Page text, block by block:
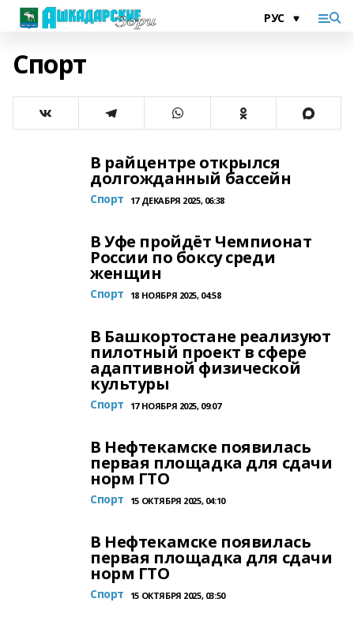
Спорт
В райцентре открылся
долгожданный бассейн
Спорт 17 ДЕКАБРЯ 2025, 06:38
В Уфе пройдёт Чемпионат
России по боксу среди
женщин
Спорт 18 НОЯБРЯ 2025, 04:58
В Башкортостане реализуют
пилотный проект в сфере
адаптивной физической
культуры
Спорт 17 НОЯБРЯ 2025, 09:07
В Нефтекамске появилась
первая площадка для сдачи
норм ГТО
Спорт 15 ОКТЯБРЯ 2025, 04:10
В Нефтекамске появилась
первая площадка для сдачи
норм ГТО
Спорт 15 ОКТЯБРЯ 2025, 03:50